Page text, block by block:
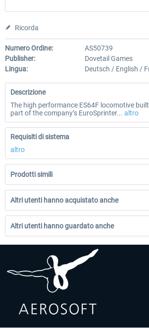
Ricorda
Numero Ordine:
AS50739
Publisher:
Dovetail Games
Lingua:
Deutsch / English /
Descrizione
The high performance ES64F locomotive
part of the company’s EuroSprinter... altro
Requisiti di sistema
altro
Prodotti simili
Altri utenti hanno acquistato anche
Altri utenti hanno guardato anche